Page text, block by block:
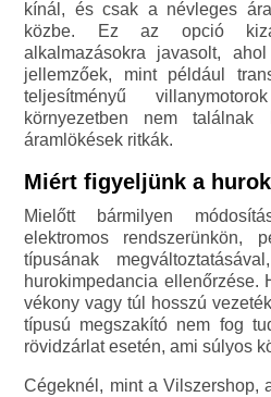
kínál, és csak a névleges
közbe. Ez az opció
alkalmazásokra javasolt,
jellemzőek, mint például
teljesítményű
környezetben nem
áramlökések ritkák.
Miért figyeljünk a
Mielőtt bármilyen
elektromos rendszerünkön,
típusának
hurokimpedancia ellenőrzése.
vékony vagy túl hosszú
típusú megszakító nem fog
rövidzárlat esetén, ami súlyos
Cégeknél, mint a Vilszershop,